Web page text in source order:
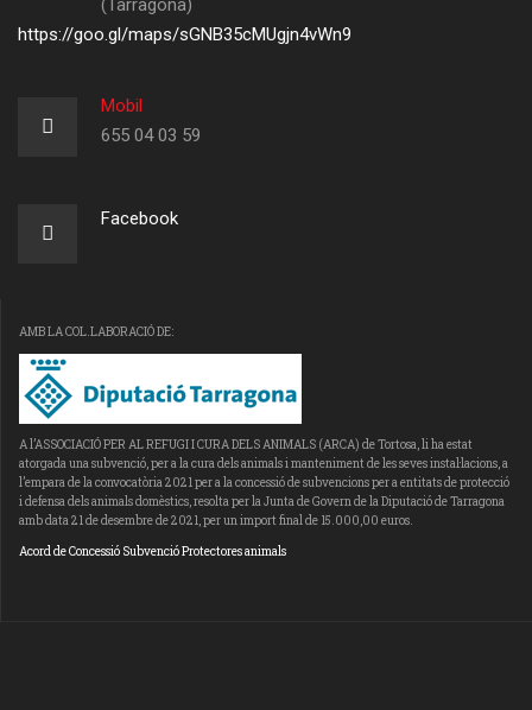
(Tarragona)
https://goo.gl/maps/sGNB35cMUgjn4vWn9
Mobil
655 04 03 59
Facebook
AMB LA COL.LABORACIÓ DE:
A l’ASSOCIACIÓ PER AL REFUGI I CURA DELS ANIMALS (ARCA) de Tortosa, li ha estat
atorgada una subvenció, per a la cura dels animals i manteniment de les seves instal·lacions, a
l’empara de la convocatòria 2021 per a la concessió de subvencions per a entitats de protecció
i defensa dels animals domèstics, resolta per la Junta de Govern de la Diputació de Tarragona
amb data 21 de desembre de 2021, per un import final de 15.000,00 euros.
Acord de Concessió Subvenció Protectores animals